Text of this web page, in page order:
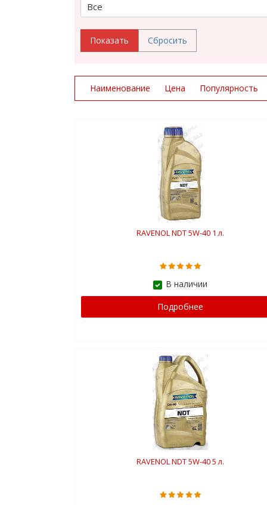
Все
Наименование Цена Популярность
RAVENOL NDT 5W-40 1 л.
В наличии
Подробнее
RAVENOL NDT 5W-40 5 л.